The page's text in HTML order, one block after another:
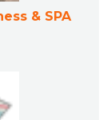
& SPA